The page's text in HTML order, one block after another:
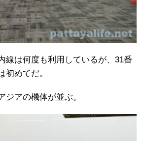
線は何度も利用しているが、31番
初めてだ。
ジアの機体が並ぶ。